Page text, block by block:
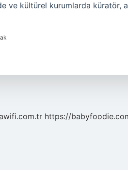
ve kültürel kurumlarda küratör,
https://